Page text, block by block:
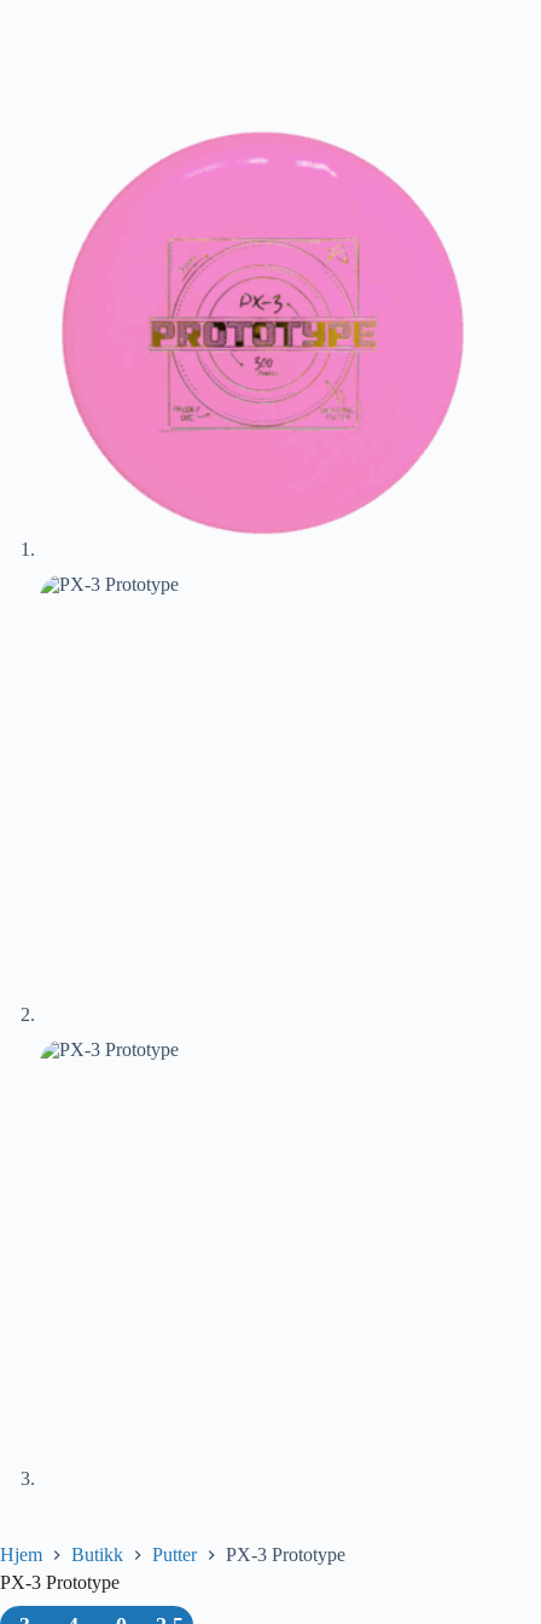
Hjem Butikk Putter
PX-3 Prototype
PX-3 Prototype